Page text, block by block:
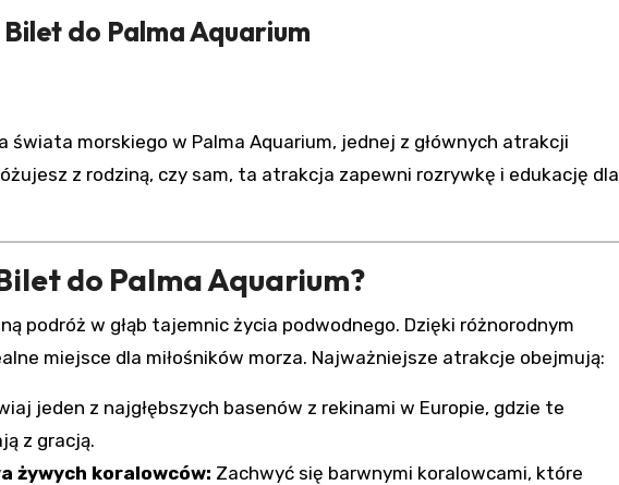
Bilet do Palma Aquarium
z rodziną, czy sam, ta atrakcja zapewni rozrywkę i edukację dla
do Palma Aquarium?
podróż w głąb tajemnic życia podwodnego. Dzięki różnorodnym
miejsce dla miłośników morza. Najważniejsze atrakcje obejmują:
jeden z najgłębszych basenów z rekinami w Europie, gdzie te
z gracją.
żywych koralowców: Zachwyć się barwnymi koralowcami, które